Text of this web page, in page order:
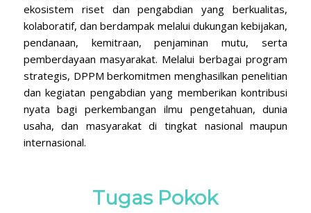
ekosistem riset dan pengabdian yang berkualitas,
kolaboratif, dan berdampak melalui dukungan kebijakan,
pendanaan, kemitraan, penjaminan mutu, serta
pemberdayaan masyarakat. Melalui berbagai program
strategis, DPPM berkomitmen menghasilkan penelitian
dan kegiatan pengabdian yang memberikan kontribusi
nyata bagi perkembangan ilmu pengetahuan, dunia
usaha, dan masyarakat di tingkat nasional maupun
internasional.
Tugas Pokok